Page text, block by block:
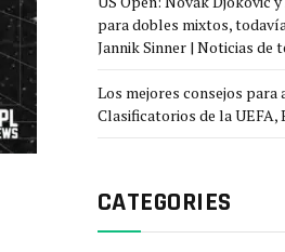
para dobles mixtos,
Jannik Sinner | Noticias de
Los mejores consejos
Clasificatorios de la UEFA,
CATEGORIES